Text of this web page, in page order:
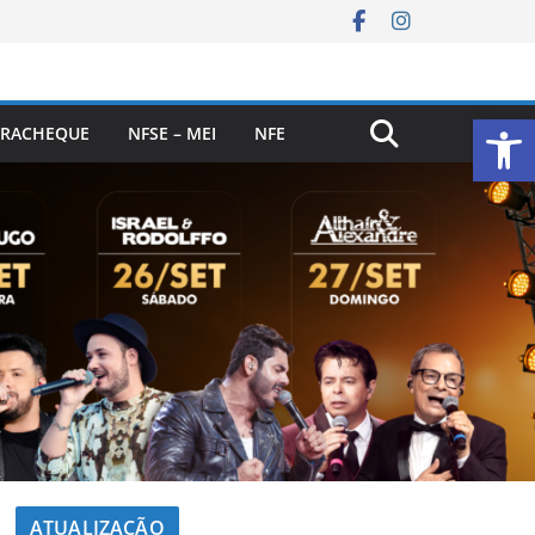
NFSE – MEI NFE
ATUALIZAÇÃO